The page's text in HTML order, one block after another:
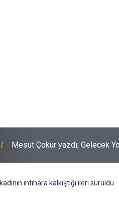
Mesut Çokur yazdı; Gelecek
intihara kalkıştığı ileri sürüldü